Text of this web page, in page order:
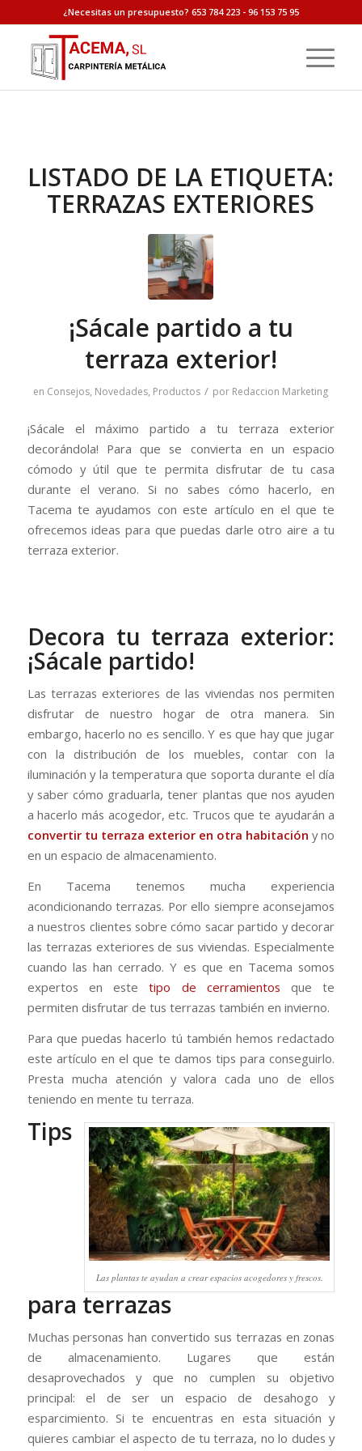
¿Necesitas un presupuesto? 653 784 223 - 96 153 75 95
LISTADO DE LA ETIQUETA:
TERRAZAS EXTERIORES
¡Sácale partido a tu
terraza exterior!
en Consejos, Novedades, Productos / por Redaccion Marketing
¡Sácale el máximo partido a tu terraza exterior
decorándola! Para que se convierta en un espacio
cómodo y útil que te permita disfrutar de tu casa
durante el verano. Si no sabes cómo hacerlo, en
Tacema te ayudamos con este artículo en el que te
ofrecemos ideas para que puedas darle otro aire a tu
terraza exterior.
Decora tu terraza exterior:
¡Sácale partido!
Las terrazas exteriores de las viviendas nos permiten
disfrutar de nuestro hogar de otra manera. Sin
embargo, hacerlo no es sencillo. Y es que hay que jugar
con la distribución de los muebles, contar con la
iluminación y la temperatura que soporta durante el día
y saber cómo graduarla, tener plantas que nos ayuden
a hacerlo más acogedor, etc. Trucos que te ayudarán a
convertir tu terraza exterior en otra habitación y no
en un espacio de almacenamiento.
En Tacema tenemos mucha experiencia
acondicionando terrazas. Por ello siempre aconsejamos
a nuestros clientes sobre cómo sacar partido y decorar
las terrazas exteriores de sus viviendas. Especialmente
cuando las han cerrado. Y es que en Tacema somos
expertos en estetipo de cerramientos que te
permiten disfrutar de tus terrazas también en invierno.
Para que puedas hacerlo tú también hemos redactado
este artículo en el que te damos tips para conseguirlo.
Presta mucha atención y valora cada uno de ellos
teniendo en mente tu terraza.
Las plantas te ayudan a crear espacios acogedores y frescos.
Tips
para terrazas
Muchas personas han convertido sus terrazas en zonas
de almacenamiento. Lugares que están
desaprovechados y que no cumplen su objetivo
principal: el de ser un espacio de desahogo y
esparcimiento. Si te encuentras en esta situación y
quieres cambiar el aspecto de tu terraza, no lo dudes y